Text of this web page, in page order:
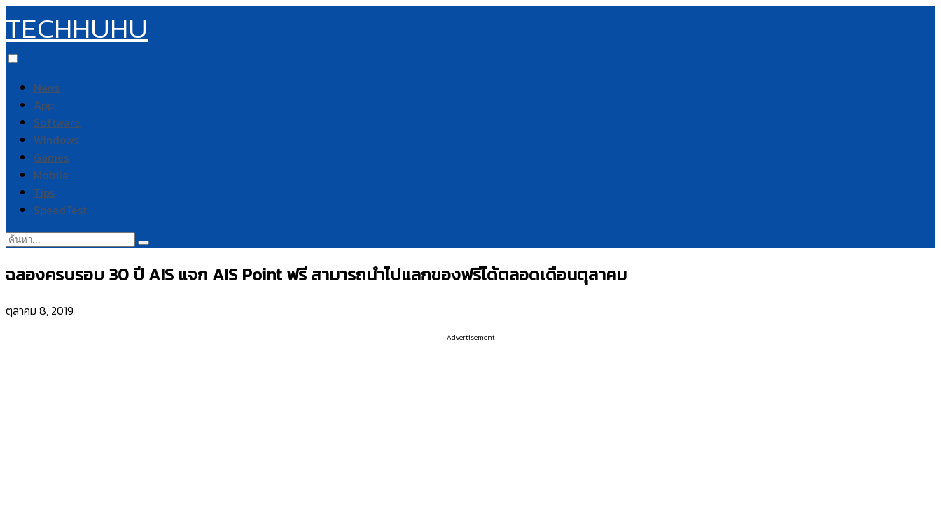
TECHHUHU
News
App
Software
Windows
Games
Mobile
Tips
SpeedTest
ค้นหา:
ฉลองครบรอบ 30 ปี AIS แจก AIS Point ฟรี สามารถนำไปแลกของฟรีได้ตลอดเดือนตุลาคม
ตุลาคม 8, 2019
Advertisement